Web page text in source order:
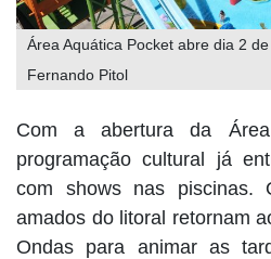
Área Aquática Pocket abre dia 2
Fernando Pitol
Com a abertura da
programação cultural já
com shows nas piscinas.
amados do litoral retornam
Ondas para animar as